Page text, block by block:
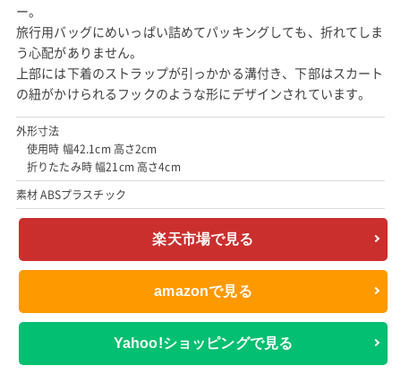
ー。
旅行用バッグにめいっぱい詰めてパッキングしても、折れてしま
う心配がありません。
上部には下着のストラップが引っかかる溝付き、下部はスカート
の紐がかけられるフックのような形にデザインされています。
外形寸法
使用時 幅42.1cm 高さ2cm
折りたたみ時 幅21cm 高さ4cm
素材 ABSプラスチック
楽天市場で見る
amazonで見る
Yahoo!ショッピングで見る